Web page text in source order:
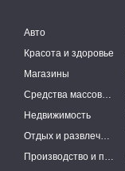
Авто
Красота и здоровье
Магазины
Средства массовой информации
Недвижимость
Отдых и развлечения
Производство и поставки